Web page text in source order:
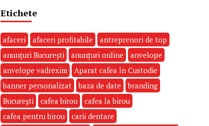
Etichete
afaceri afaceri profitabile
antreprenori de top
anunțuri București
anunțuri online
anvelope
anvelope vadrexim
Aparat cafea în Custodie
banner personalizat
baza de date
branding
București
cafea birou
cafea la birou
cafea pentru birou
carii dentare